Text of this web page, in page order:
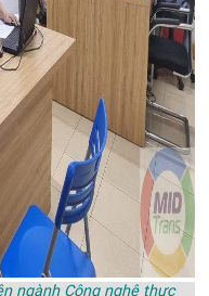
ngành Công nghệ thực